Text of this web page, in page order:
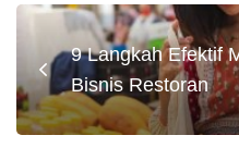
9 Langkah Efektif
Bisnis Restoran